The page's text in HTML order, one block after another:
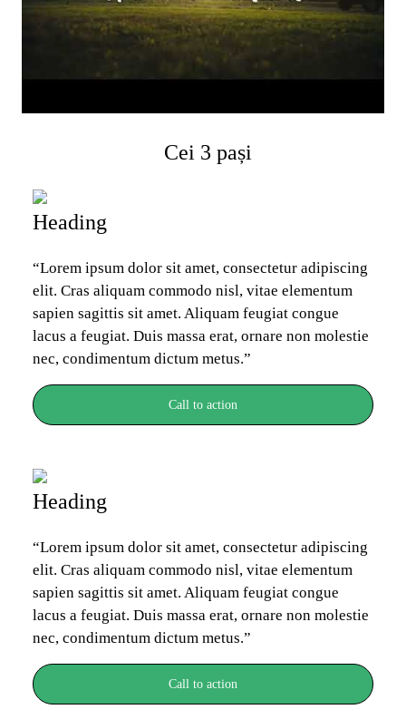
Cei 3 pași
Heading
“Lorem ipsum dolor sit amet, consectetur adipiscing
elit. Cras aliquam commodo nisl, vitae elementum
sapien sagittis sit amet. Aliquam feugiat congue
lacus a feugiat. Duis massa erat, ornare non molestie
nec, condimentum dictum metus.”
Call to action
Heading
“Lorem ipsum dolor sit amet, consectetur adipiscing
elit. Cras aliquam commodo nisl, vitae elementum
sapien sagittis sit amet. Aliquam feugiat congue
lacus a feugiat. Duis massa erat, ornare non molestie
nec, condimentum dictum metus.”
Call to action